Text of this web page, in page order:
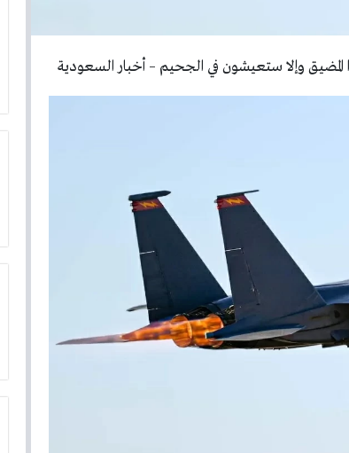
وإلا ستعيشون في الجحيم – أخبار السعودية